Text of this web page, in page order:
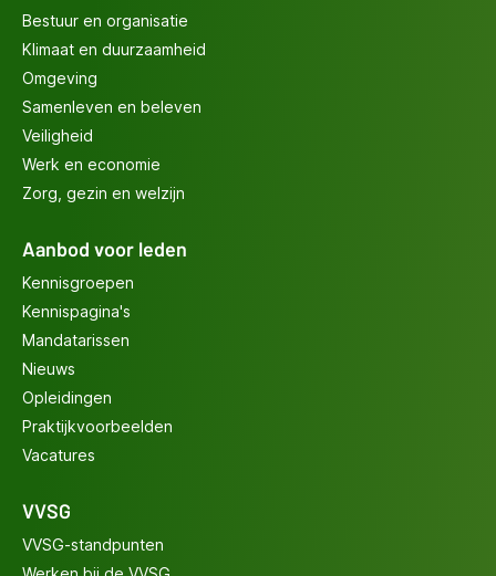
Bestuur en organisatie
Klimaat en duurzaamheid
Omgeving
Samenleven en beleven
Veiligheid
Werk en economie
Zorg, gezin en welzijn
Aanbod voor leden
Kennisgroepen
Kennispagina's
Mandatarissen
Nieuws
Opleidingen
Praktijkvoorbeelden
Vacatures
VVSG
VVSG-standpunten